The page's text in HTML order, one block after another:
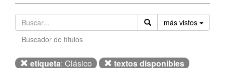
más vistos
Buscador de títulos
etiqueta: Clásico textos disponibles